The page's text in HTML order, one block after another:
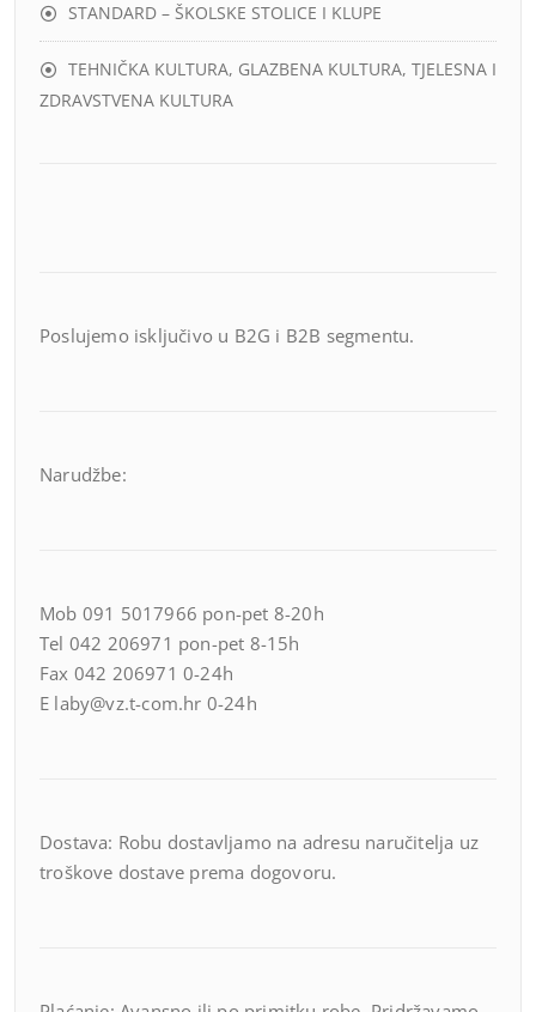
STANDARD – ŠKOLSKE STOLICE I KLUPE
TEHNIČKA KULTURA, GLAZBENA KULTURA, TJELESNA I
ZDRAVSTVENA KULTURA
Poslujemo isključivo u B2G i B2B segmentu.
Narudžbe:
Mob 091 5017966 pon-pet 8-20h
Tel 042 206971 pon-pet 8-15h
Fax 042 206971 0-24h
E laby@vz.t-com.hr 0-24h
Dostava: Robu dostavljamo na adresu naručitelja uz
troškove dostave prema dogovoru.